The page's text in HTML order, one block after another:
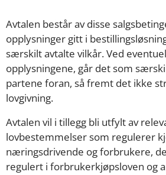
Avtalen består av disse
opplysninger gitt i
særskilt avtalte vilkår. Ved
opplysningene, går det som
partene foran, så fremt det ikke
lovgivning.
Avtalen vil i tillegg bli utfylt av
lovbestemmelser som regulerer
næringsdrivende og forbrukere,
regulert i forbrukerkjøpsloven og